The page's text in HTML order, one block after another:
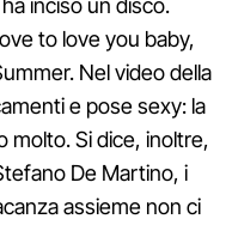
inciso un disco.
to love you baby,
Nel video della
e pose sexy: la
molto. Si dice, inoltre,
De Martino, i
assieme non ci